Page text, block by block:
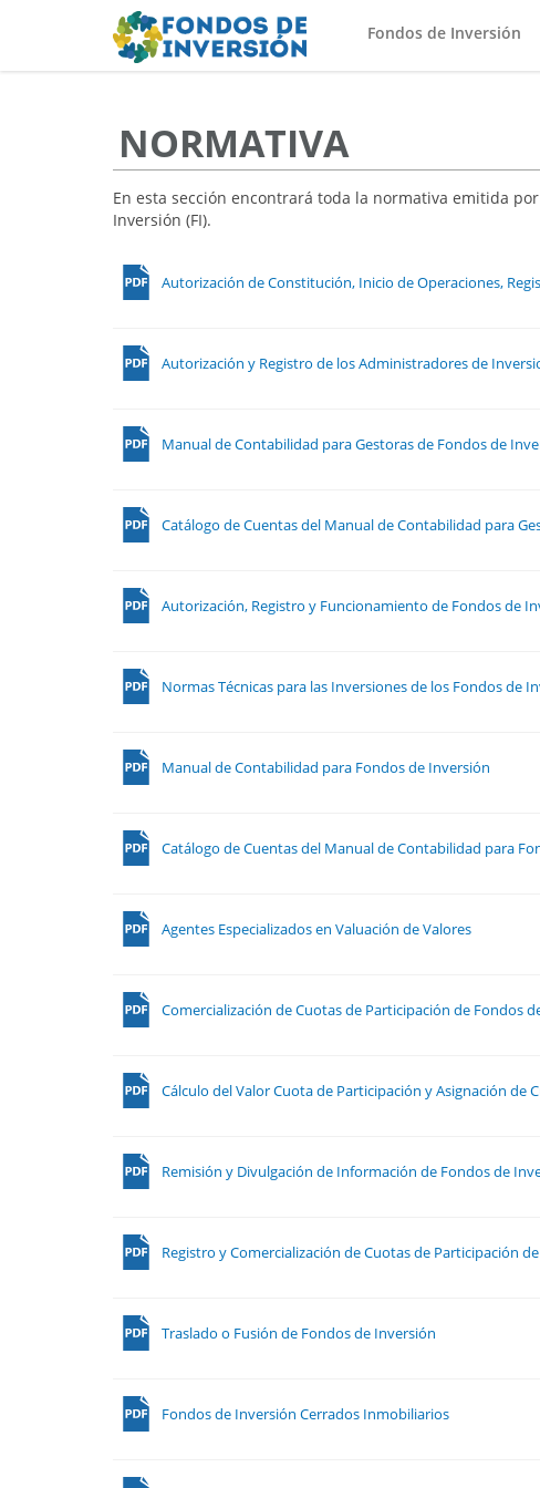
Fondos de Inversión
NORMATIVA
En esta sección encontrará toda la normativa emitida
Inversión (FI).
Autorización de Constitución, Inicio de Operaciones,
Autorización y Registro de los Administradores de
Manual de Contabilidad para Gestoras de Fondos de
Catálogo de Cuentas del Manual de Contabilidad para
Autorización, Registro y Funcionamiento de Fondos de
Normas Técnicas para las Inversiones de los Fondos de
Manual de Contabilidad para Fondos de Inversión
Catálogo de Cuentas del Manual de Contabilidad para
Agentes Especializados en Valuación de Valores
Comercialización de Cuotas de Participación de Fondos
Cálculo del Valor Cuota de Participación y Asignación de
Remisión y Divulgación de Información de Fondos de
Registro y Comercialización de Cuotas de Participación
Traslado o Fusión de Fondos de Inversión
Fondos de Inversión Cerrados Inmobiliarios